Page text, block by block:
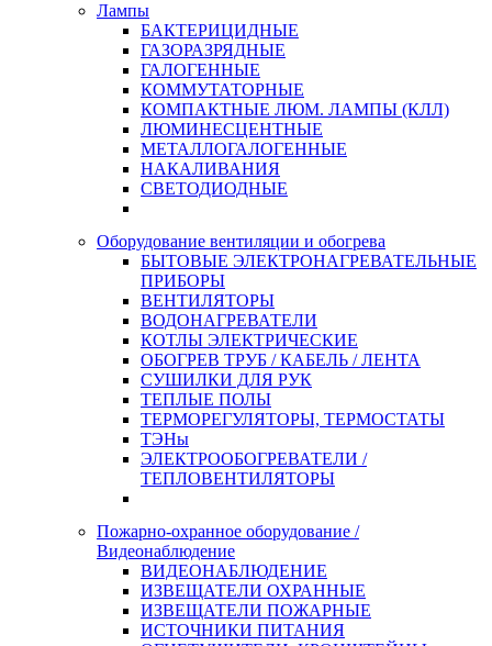
Лампы
БАКТЕРИЦИДНЫЕ
ГАЗОРАЗРЯДНЫЕ
ГАЛОГЕННЫЕ
КОММУТАТОРНЫЕ
КОМПАКТНЫЕ ЛЮМ. ЛАМПЫ (КЛЛ)
ЛЮМИНЕСЦЕНТНЫЕ
МЕТАЛЛОГАЛОГЕННЫЕ
НАКАЛИВАНИЯ
СВЕТОДИОДНЫЕ
Оборудование вентиляции и обогрева
БЫТОВЫЕ ЭЛЕКТРОНАГРЕВАТЕЛЬНЫЕ
ПРИБОРЫ
ВЕНТИЛЯТОРЫ
ВОДОНАГРЕВАТЕЛИ
КОТЛЫ ЭЛЕКТРИЧЕСКИЕ
ОБОГРЕВ ТРУБ / КАБЕЛЬ / ЛЕНТА
СУШИЛКИ ДЛЯ РУК
ТЕПЛЫЕ ПОЛЫ
ТЕРМОРЕГУЛЯТОРЫ, ТЕРМОСТАТЫ
ТЭНы
ЭЛЕКТРООБОГРЕВАТЕЛИ /
ТЕПЛОВЕНТИЛЯТОРЫ
Пожарно-охранное оборудование /
Видеонаблюдение
ВИДЕОНАБЛЮДЕНИЕ
ИЗВЕЩАТЕЛИ ОХРАННЫЕ
ИЗВЕЩАТЕЛИ ПОЖАРНЫЕ
ИСТОЧНИКИ ПИТАНИЯ